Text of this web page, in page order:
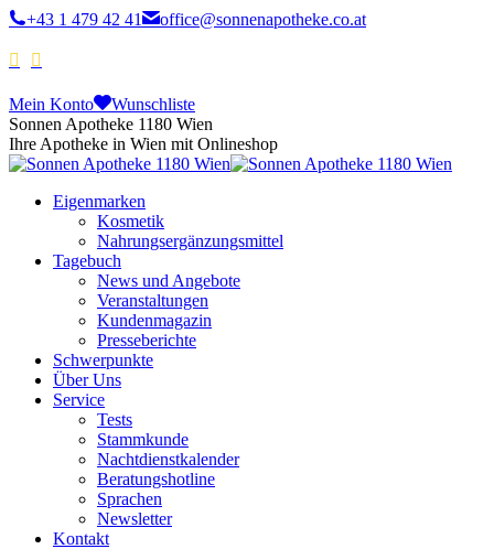
+43 1 479 42 41 office@sonnenapotheke.co.at
Mein Konto
Wunschliste
Sonnen Apotheke 1180 Wien
Ihre Apotheke in Wien mit Onlineshop
Eigenmarken
Kosmetik
Nahrungsergänzungsmittel
Tagebuch
News und Angebote
Veranstaltungen
Kundenmagazin
Presseberichte
Schwerpunkte
Über Uns
Service
Tests
Stammkunde
Nachtdienstkalender
Beratungshotline
Sprachen
Newsletter
Kontakt